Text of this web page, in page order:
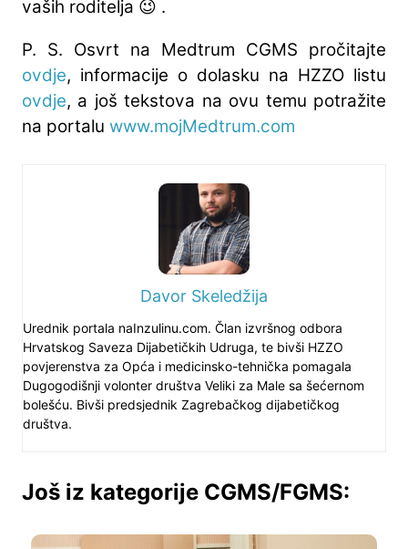
vaših roditelja 😉 .
P. S. Osvrt na Medtrum CGMS pročitajte
ovdje, informacije o dolasku na HZZO listu
ovdje, a još tekstova na ovu temu potražite
na portalu www.mojMedtrum.com
Davor Skeledžija
Urednik portala naInzulinu.com. Član izvršnog odbora
Hrvatskog Saveza Dijabetičkih Udruga, te bivši HZZO
povjerenstva za Opća i medicinsko-tehnička pomagala
Dugogodišnji volonter društva Veliki za Male sa šećernom
bolešću. Bivši predsjednik Zagrebačkog dijabetičkog
društva.
Još iz kategorije CGMS/FGMS: